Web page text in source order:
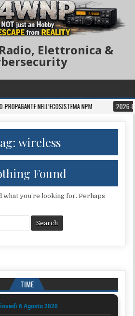
Elettronica &
NELL’ECOSISTEMA NPM 2026-08-05
wireless
Found
what you’re looking for. Perhaps
TIME
6 Agosto 2026